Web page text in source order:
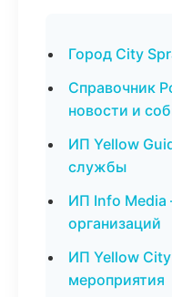
Город City
Справочник
новости и
ИП Yellow
службы
ИП Info
организаций
ИП Yellow
мероприятия